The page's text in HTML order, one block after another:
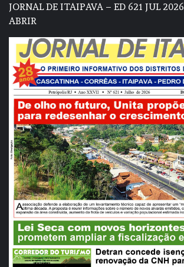
JORNAL DE ITAIPAVA – ED 621 JUL 2026
ABRIR